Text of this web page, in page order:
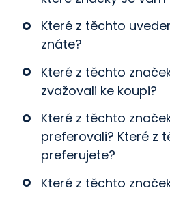
Které z těchto
znáte?
Které z těchto
zvažovali ke koupi?
Které z těchto
preferovali? Které z
preferujete?
Které z těchto